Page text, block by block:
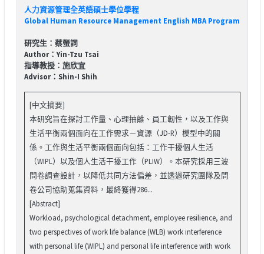
人力資源管理全英語碩士學位學程
Global Human Resource Management English MBA Program
研究生：蔡螢詞
Author：Yin-Tzu Tsai
指導教授：施欣宜
Advisor：Shin-I Shih
[中文摘要]
本研究旨在探討工作量、心理抽離、員工韌性，以及工作與
生活平衡兩個面向在工作需求－資源（JD-R）模型中的關
係。工作與生活平衡兩個面向包括：工作干擾個人生活
（WIPL）以及個人生活干擾工作（PLIW）。本研究採用三波
問卷調查設計，以降低共同方法偏差，並透過研究團隊及問
卷公司協助蒐集資料，最終獲得286...
[Abstract]
Workload, psychological detachment, employee resilience, and
two perspectives of work life balance (WLB) work interference
with personal life (WIPL) and personal life interference with work